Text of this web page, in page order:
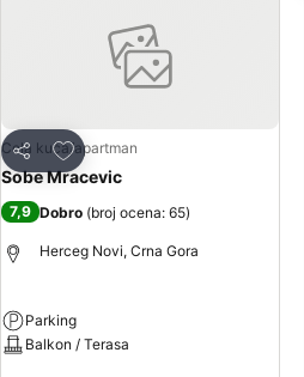
Deli
Dodati u favorite
Cela kuća/apartman
Sobe Mracevic
7,9 Dobro (broj ocena: 65)
Herceg Novi, Crna Gora
Parking
Balkon / Terasa